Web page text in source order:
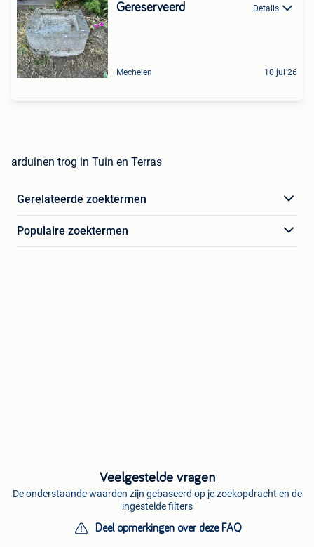
Gereserveerd Details
Mechelen 10 jul 26
arduinen trog in Tuin en Terras
Gerelateerde zoektermen
Populaire zoektermen
Veelgestelde vragen
De onderstaande waarden zijn gebaseerd op je zoekopdracht en de
ingestelde filters
Deel opmerkingen over deze FAQ